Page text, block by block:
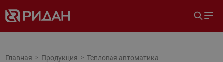
Главная Продукция
Тепловая автоматика